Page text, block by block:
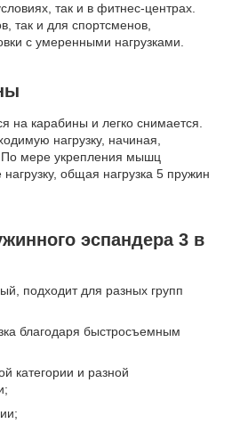
так и в фитнес-центрах.
так и для спортсменов,
с умеренными нагрузками.
на карабины и легко снимается.
нагрузку, начиная,
По мере укрепления мышц
общая нагрузка 5 пружин
эспандера 3 в
подходит для разных групп
благодаря быстросъемным
категории и разной